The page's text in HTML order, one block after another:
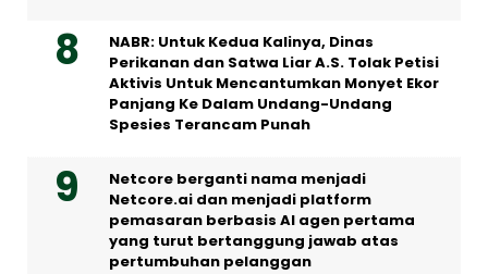
NABR: Untuk Kedua Kalinya, Dinas
Perikanan dan Satwa Liar A.S. Tolak Petisi
Aktivis Untuk Mencantumkan Monyet Ekor
Panjang Ke Dalam Undang-Undang
Spesies Terancam Punah
Netcore berganti nama menjadi
Netcore.ai dan menjadi platform
pemasaran berbasis AI agen pertama
yang turut bertanggung jawab atas
pertumbuhan pelanggan